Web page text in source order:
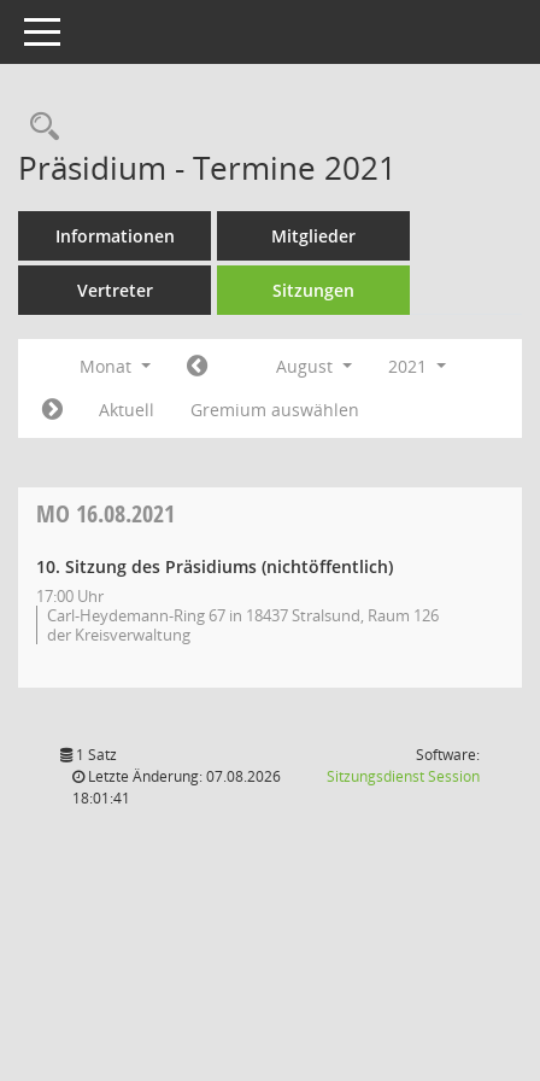
Toggle navigation
Rechercheauswahl
Präsidium - Termine 2021
Informationen Mitglieder
Vertreter Sitzungen
Monat August
2021
Aktuell
Gremium auswählen
MO 16.08.2021
10. Sitzung des Präsidiums (nichtöffentlich)
17:00 Uhr
Carl-Heydemann-Ring 67 in 18437 Stralsund, Raum 126
der Kreisverwaltung
1 Satz
Letzte Änderung: 07.08.2026
18:01:41
Software:
SitzungsdienstSession(Wird in